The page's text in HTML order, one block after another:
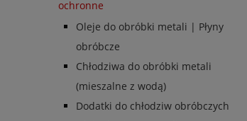
ochronne
Oleje do obróbki metali | Płyny
obróbcze
Chłodziwa do obróbki metali
(mieszalne z wodą)
Dodatki do chłodziw obróbczych